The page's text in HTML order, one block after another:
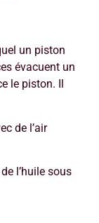
un piston
évacuent un
le piston. Il
de l’air
l’huile sous